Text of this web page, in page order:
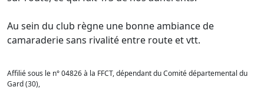
Au sein du club règne une bonne ambiance de
camaraderie sans rivalité entre route et vtt.
Affilié sous le n° 04826 à la FFCT, dépendant du Comité départemental du
Gard (30),